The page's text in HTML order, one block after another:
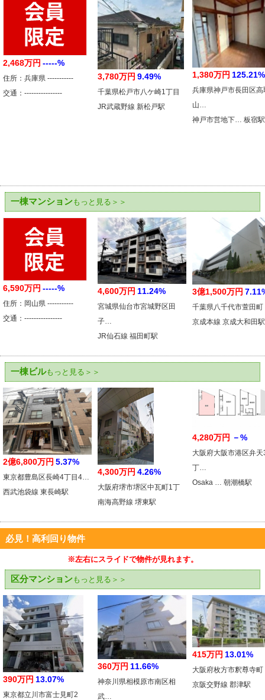
2,468万円 -----%
住所：兵庫県 -----------
交通：----------------
3,780万円 9.49%
千葉県松戸市八ケ崎1丁目
JR武蔵野線 新松戸駅
1,380万円 125.21%
兵庫県神戸市長田区高
山…
神戸市営地下… 板宿駅
一棟マンションもっと見る＞＞
6,590万円 -----%
住所：岡山県 -----------
交通：----------------
4,600万円 11.24%
宮城県仙台市宮城野区田
子…
JR仙石線 福田町駅
3億1,500万円
千葉県八千代市萱田町
京成本線 京成大和田駅
一棟ビルもっと見る＞＞
2億6,800万円 5.37%
東京都豊島区長崎4丁目4…
西武池袋線 東長崎駅
4,300万円 4.26%
大阪府堺市堺区中瓦町1丁
南海高野線 堺東駅
4,280万円 －%
大阪府大阪市港区弁天
丁…
Osaka … 朝潮橋駅
必見！高利回り物件
※左右にスライドで物件が見れます。
区分マンションもっと見る＞＞
390万円 13.07%
東京都立川市富士見町2
360万円 11.66%
神奈川県相模原市南区相
武…
415万円 13.01%
大阪府枚方市釈尊寺町
京阪交野線 郡津駅